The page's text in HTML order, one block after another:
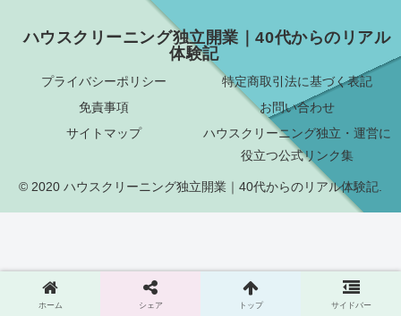
ハウスクリーニング独立開業｜40代からのリアル
体験記
プライバシーポリシー
特定商取引法に基づく表記
免責事項
お問い合わせ
サイトマップ
ハウスクリーニング独立・運営に
役立つ公式リンク集
© 2020 ハウスクリーニング独立開業｜40代からのリアル体験記.
ホーム シェア トップ サイドバー